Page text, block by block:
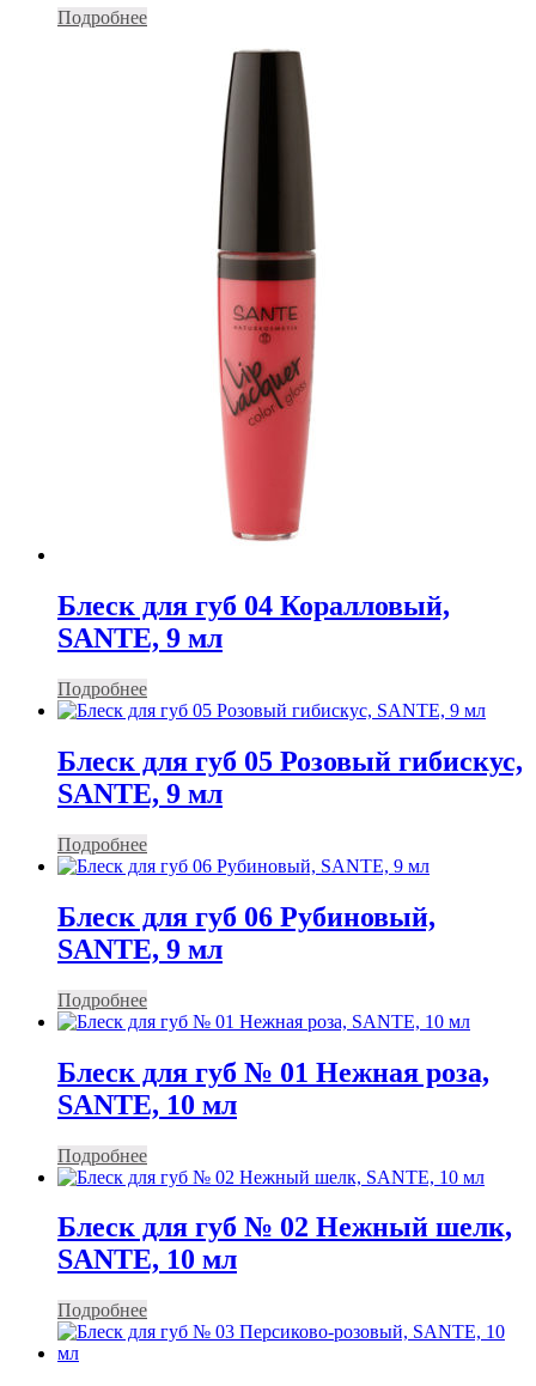
Подробнее
Блеск для губ 04 Коралловый,
SANTE, 9 мл
Подробнее
Блеск для губ 05 Розовый гибискус,
SANTE, 9 мл
Подробнее
Блеск для губ 06 Рубиновый,
SANTE, 9 мл
Подробнее
Блеск для губ № 01 Нежная роза,
SANTE, 10 мл
Подробнее
Блеск для губ № 02 Нежный шелк,
SANTE, 10 мл
Подробнее